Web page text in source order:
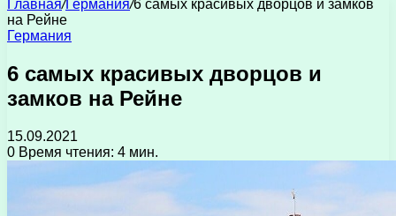
Главная/Германия/6 самых красивых дворцов и замков
на Рейне
Германия
6 самых красивых дворцов и
замков на Рейне
15.09.2021
0 Время чтения: 4 мин.